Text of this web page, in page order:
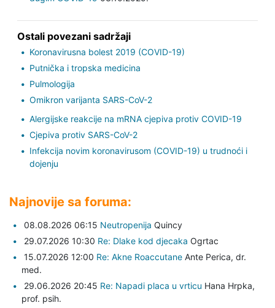
Ostali povezani sadržaji
Koronavirusna bolest 2019 (COVID-19)
Putnička i tropska medicina
Pulmologija
Omikron varijanta SARS-CoV-2
Alergijske reakcije na mRNA cjepiva protiv COVID-19
Cjepiva protiv SARS-CoV-2
Infekcija novim koronavirusom (COVID-19) u trudnoći i
dojenju
Najnovije sa foruma:
08.08.2026 06:15 Neutropenija Quincy
29.07.2026 10:30 Re: Dlake kod djecaka Ogrtac
15.07.2026 12:00 Re: Akne Roaccutane Ante Perica, dr.
med.
29.06.2026 20:45 Re: Napadi placa u vrticu Hana Hrpka,
prof. psih.